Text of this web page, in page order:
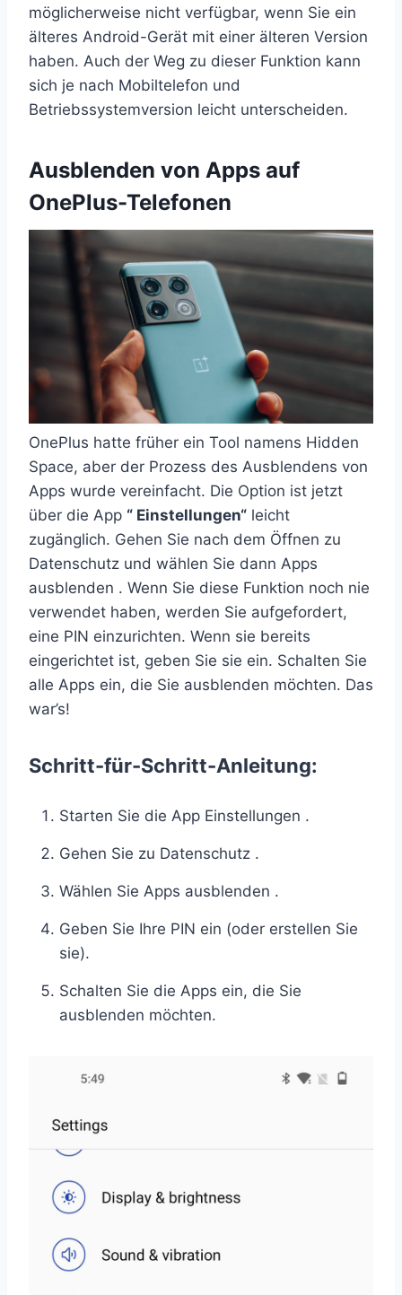
möglicherweise nicht verfügbar, wenn Sie ein
älteres Android-Gerät mit einer älteren Version
haben. Auch der Weg zu dieser Funktion kann
sich je nach Mobiltelefon und
Betriebssystemversion leicht unterscheiden.
Ausblenden von Apps auf
OnePlus-Telefonen
OnePlus hatte früher ein Tool namens Hidden
Space, aber der Prozess des Ausblendens von
Apps wurde vereinfacht. Die Option ist jetzt
über die App “ Einstellungen“ leicht
zugänglich. Gehen Sie nach dem Öffnen zu
Datenschutz und wählen Sie dann Apps
ausblenden . Wenn Sie diese Funktion noch nie
verwendet haben, werden Sie aufgefordert,
eine PIN einzurichten. Wenn sie bereits
eingerichtet ist, geben Sie sie ein. Schalten Sie
alle Apps ein, die Sie ausblenden möchten. Das
war’s!
Schritt-für-Schritt-Anleitung:
Starten Sie die App Einstellungen .
Gehen Sie zu Datenschutz .
Wählen Sie Apps ausblenden .
Geben Sie Ihre PIN ein (oder erstellen Sie
sie).
Schalten Sie die Apps ein, die Sie
ausblenden möchten.